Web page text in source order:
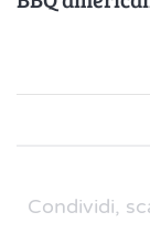
Condividi,